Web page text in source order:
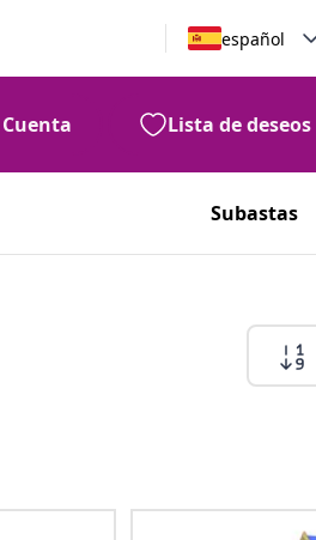
español
Cuenta Lista de deseos
Subastas